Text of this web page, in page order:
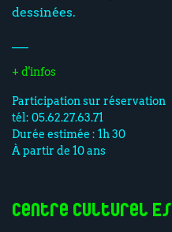
dessinées.
+ d'infos
Participation sur réservation
tél: 05.62.27.63.71
Durée estimée : 1h 30
À partir de 10 ans
Centre culturel